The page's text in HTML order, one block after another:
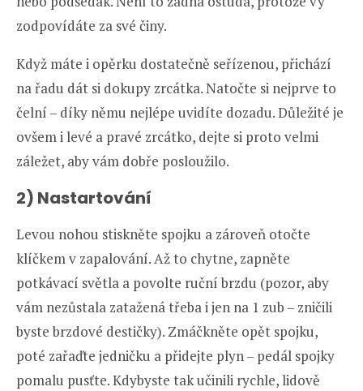
zodpovídáte za své činy.
Když máte i opěrku dostatečně seřízenou, přichází
na řadu dát si dokupy zrcátka. Natočte si nejprve to
čelní – díky němu nejlépe uvidíte dozadu. Důležité je
ovšem i levé a pravé zrcátko, dejte si proto velmi
záležet, aby vám dobře posloužilo.
2) Nastartování
Levou nohou stiskněte spojku a zároveň otočte
klíčkem v zapalování. Až to chytne, zapněte
potkávací světla a povolte ruční brzdu (pozor, aby
vám nezůstala zatažená třeba i jen na 1 zub – zničili
byste brzdové destičky). Zmáčkněte opět spojku,
poté zařaďte jedničku a přidejte plyn – pedál spojky
pomalu pusťte. Kdybyste tak učinili rychle, lidově